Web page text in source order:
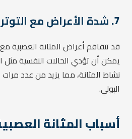
7. شدة الأعراض مع
قد تتفاقم أعراض المثانة العصبية
يمكن أن تؤدي الحالات النفسية مثل
نشاط المثانة، مما يزيد من عدد
البولي.
أسباب المثانة